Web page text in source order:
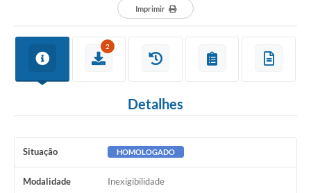
Contas Públicas
Serviço de Inspeção Municipal - SIM
Esportes
Imprimir
2
Detalhes
Situação HOMOLOGADO
Modalidade Inexigibilidade